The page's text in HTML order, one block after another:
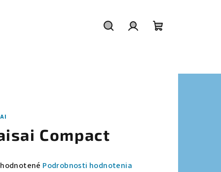
Compact
Podrobnosti hodnotenia